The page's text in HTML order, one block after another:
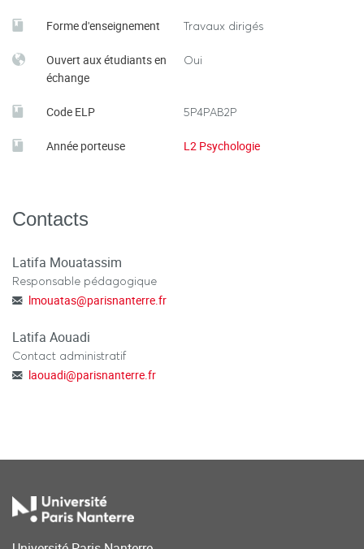
Forme d'enseignement Travaux dirigés
Ouvert aux étudiants en
échange
Oui
Code ELP 5P4PAB2P
Année porteuse L2 Psychologie
Contacts
Latifa Mouatassim
Responsable pédagogique
lmouatas@parisnanterre.fr
Latifa Aouadi
Contact administratif
laouadi@parisnanterre.fr